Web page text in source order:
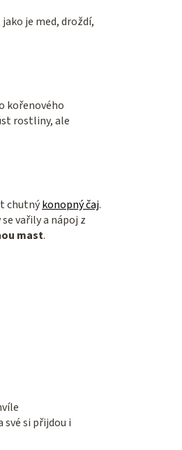
jako je med, droždí,
kořenového
rostliny, ale
chutnýkonopný čaj.
vařily a nápoj z
mast.
své si přijdou i